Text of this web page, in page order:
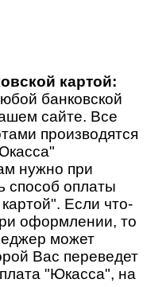
картой:
банковской
сайте. Все
производятся
нужно при
способ оплаты
Если что-
оформлении, то
может
Вас переведет
"Юкасса", на